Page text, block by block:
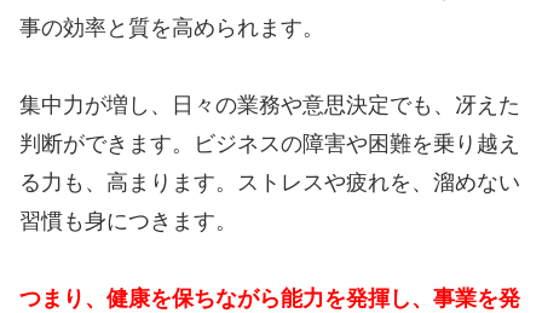
事の効率と質を高められます。
集中力が増し、日々の業務や意思決定でも、冴えた
判断ができます。ビジネスの障害や困難を乗り越え
る力も、高まります。ストレスや疲れを、溜めない
習慣も身につきます。
つまり、健康を保ちながら能力を発揮し、事業を発